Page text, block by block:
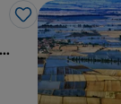
Like